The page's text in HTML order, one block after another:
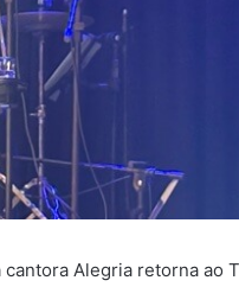
Alegria retorna ao